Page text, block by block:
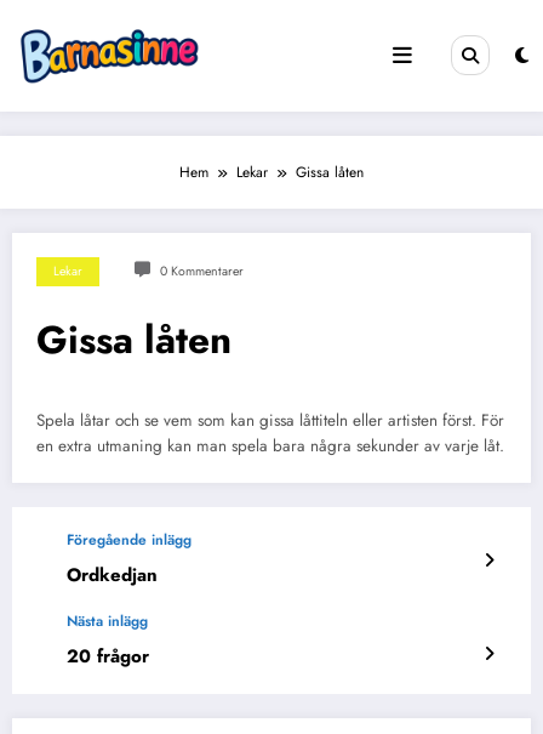
innehåll
Hem Lekar Gissa låten
Lekar 0 Kommentarer
Gissa låten
Spela låtar och se vem som kan gissa låttiteln eller artisten först. För
en extra utmaning kan man spela bara några sekunder av varje låt.
Föregående inlägg
Ordkedjan
Nästa inlägg
20 frågor